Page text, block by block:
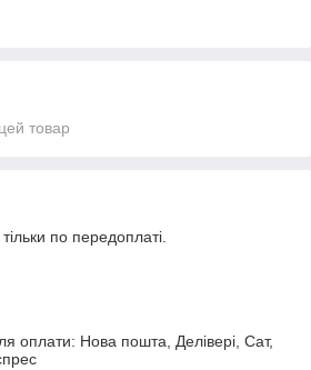
товар
по передоплаті.
оплати: Нова пошта, Делівері, Сат,